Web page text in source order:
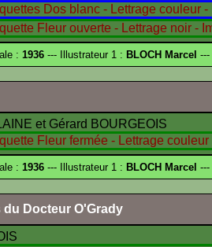
: 1936 --- Illustrateur 1 : BLOCH Marcel ---
et Gérard BOURGEOIS
: 1936 --- Illustrateur 1 : BLOCH Marcel ---
du Docteur O'Grady